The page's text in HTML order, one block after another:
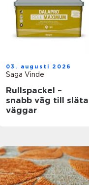
03. augusti 2026
Saga Vinde
Rullspackel –
snabb väg till släta
väggar